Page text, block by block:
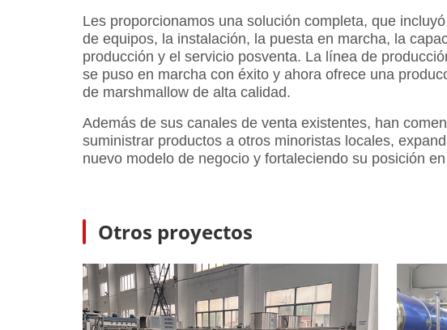
Les proporcionamos una solución completa, que
de equipos, la instalación, la puesta en marcha, la
producción y el servicio posventa. La línea de
se puso en marcha con éxito y ahora ofrece una
de marshmallow de alta calidad.
Además de sus canales de venta existentes, han
suministrar productos a otros minoristas locales,
nuevo modelo de negocio y fortaleciendo su posición
Otros proyectos